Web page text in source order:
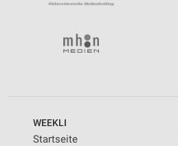
WEEKLI
Startseite